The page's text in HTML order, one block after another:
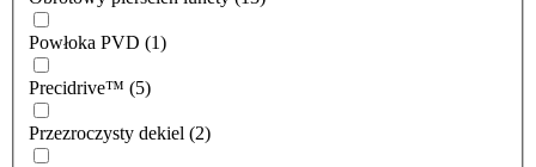
Powłoka PVD (1)
Precidrive™ (5)
Przezroczysty dekiel (2)